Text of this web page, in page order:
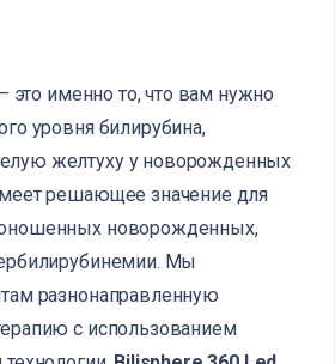
это именно то, что вам нужно
уровня билирубина,
желтуху у новорожденных
решающее значение для
новорожденных,
Мы
разнонаправленную
с использованием